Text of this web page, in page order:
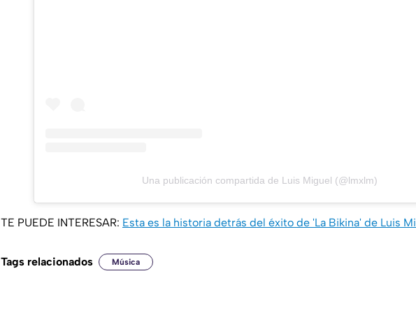
Una publicación compartida de Luis Miguel (@lmxlm)
TE PUEDE INTERESAR: Esta es la historia detrás del éxito de 'La Bikina' de Luis
Tags relacionados Música